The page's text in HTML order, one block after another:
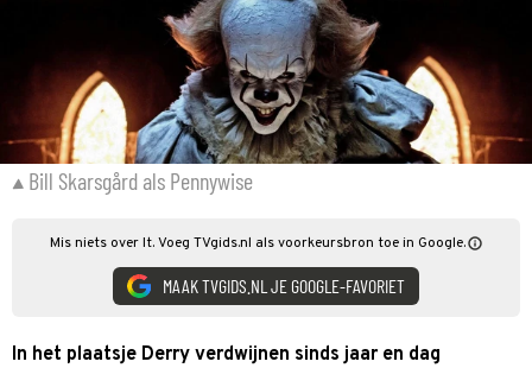
Bill Skarsgård als Pennywise
Mis niets over It. Voeg TVgids.nl als voorkeursbron toe in Google.
MAAK TVGIDS.NL JE GOOGLE-FAVORIET
In het plaatsje Derry verdwijnen sinds jaar en dag